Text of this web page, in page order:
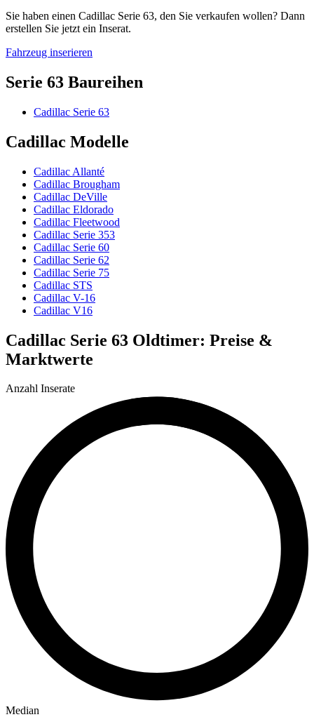
Sie haben einen Cadillac Serie 63, den Sie verkaufen wollen? Dann
erstellen Sie jetzt ein Inserat.
Fahrzeug inserieren
Serie 63 Baureihen
Cadillac Serie 63
Cadillac Modelle
Cadillac Allanté
Cadillac Brougham
Cadillac DeVille
Cadillac Eldorado
Cadillac Fleetwood
Cadillac Serie 353
Cadillac Serie 60
Cadillac Serie 62
Cadillac Serie 75
Cadillac STS
Cadillac V-16
Cadillac V16
Cadillac Serie 63 Oldtimer: Preise &
Marktwerte
Anzahl Inserate
Median